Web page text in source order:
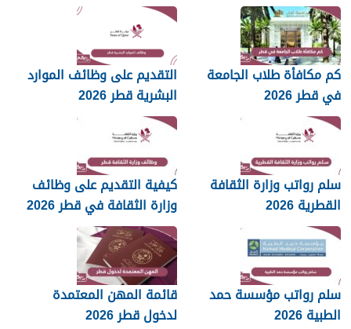
كم مكافأة طلاب الجامعة
في قطر 2026
التقديم على وظائف الموارد
البشرية قطر 2026
سلم رواتب وزارة الثقافة
القطرية 2026
كيفية التقديم على وظائف
وزارة الثقافة في قطر 2026
سلم رواتب مؤسسة حمد
الطبية 2026
قائمة المهن المعتمدة
لدخول قطر 2026